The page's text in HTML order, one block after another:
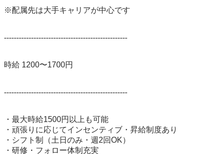
※配属先は大手キャリアが中心です
--------------------------------------------------
時給 1200〜1700円
--------------------------------------------------
・最大時給1500円以上も可能
・頑張りに応じてインセンティブ・昇給制度あり
・シフト制（土日のみ・週2回OK）
・研修・フォロー体制充実